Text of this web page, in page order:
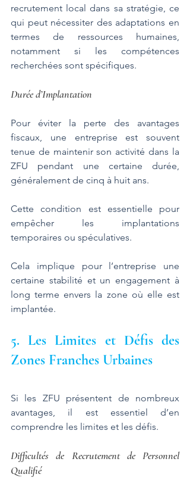
recrutement local dans sa stratégie, ce
qui peut nécessiter des adaptations en
termes de ressources humaines,
notamment si les compétences
recherchées sont spécifiques.
Durée d’Implantation
Pour éviter la perte des avantages
fiscaux, une entreprise est souvent
tenue de maintenir son activité dans la
ZFU pendant une certaine durée,
généralement de cinq à huit ans.
Cette condition est essentielle pour
empêcher les implantations
temporaires ou spéculatives.
Cela implique pour l’entreprise une
certaine stabilité et un engagement à
long terme envers la zone où elle est
implantée.
5. Les Limites et Défis des
Zones Franches Urbaines
Si les ZFU présentent de nombreux
avantages, il est essentiel d’en
comprendre les limites et les défis.
Difficultés de Recrutement de Personnel
Qualifié